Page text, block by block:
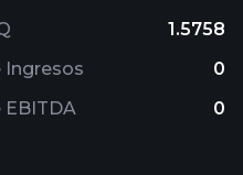
1.5758
Ingresos
0
EBITDA
0